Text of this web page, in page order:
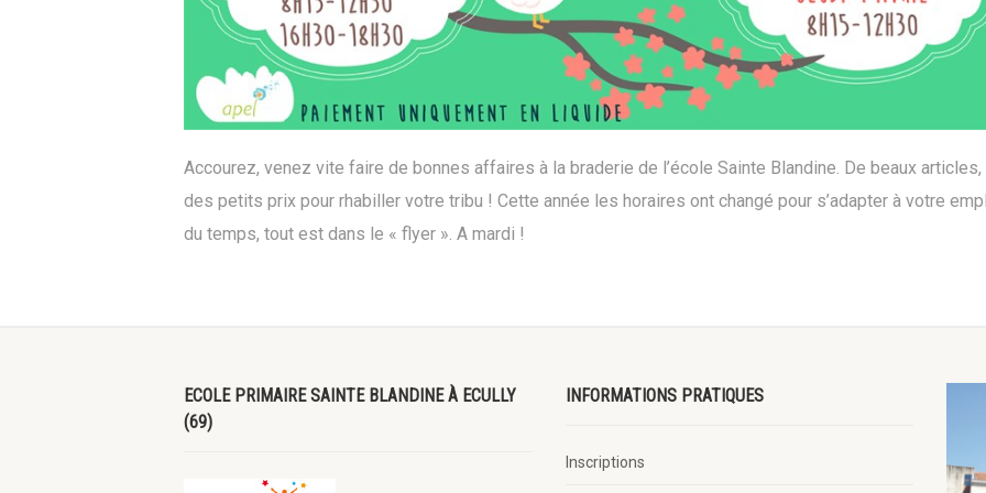
Accourez, venez vite faire de bonnes affaires à la braderie de l’école Sainte Blandine. De beaux articles,
des petits prix pour rhabiller votre tribu ! Cette année les horaires ont changé pour s’adapter à votre
du temps, tout est dans le « flyer ». A mardi !
ECOLE PRIMAIRE SAINTE BLANDINE À ECULLY
(69)
INFORMATIONS PRATIQUES
Inscriptions